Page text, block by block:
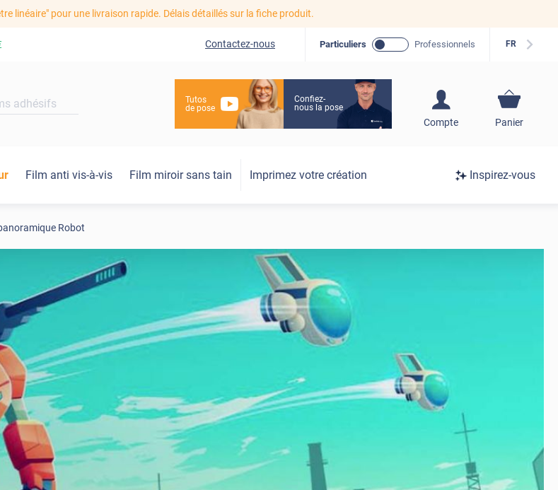
linéaire" pour une livraison rapide. Délais détaillés sur la fiche produit.
Contactez-nous Particuliers Professionnels FR
Tutos
de pose
Confiez-
nous la pose
Compte
S'inscrire / Se
Panier
Film anti vis-à-vis Film miroir sans tain Imprimez votre création Inspirez-vous
Robot